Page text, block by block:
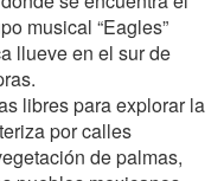
musical “Eagles”
llueve en el sur de
libres para explorar la
por calles
de palmas,